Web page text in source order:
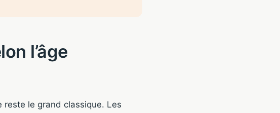
l’âge
reste le grand classique. Les